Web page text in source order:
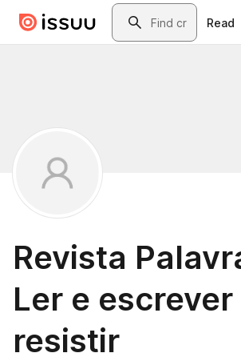
Skip to main contentSearch
Read
Revista
Ler e escrever
resistir